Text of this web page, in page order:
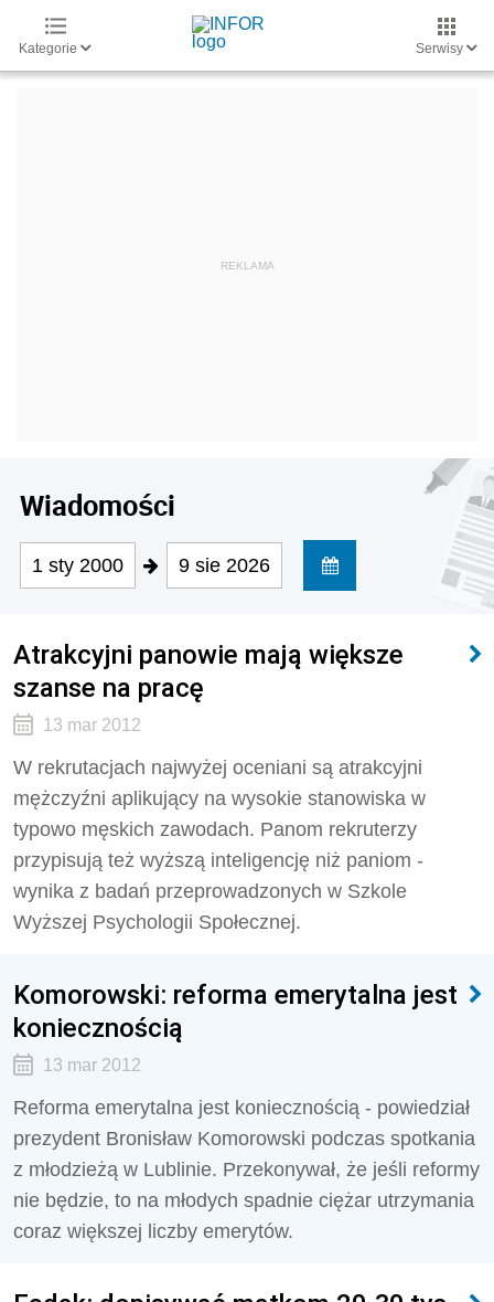
Kategorie Serwisy
Wiadomości
1 sty 2000 9 sie 2026
Atrakcyjni panowie mają większe
szanse na pracę
13 mar 2012
W rekrutacjach najwyżej oceniani są atrakcyjni
mężczyźni aplikujący na wysokie stanowiska w
typowo męskich zawodach. Panom rekruterzy
przypisują też wyższą inteligencję niż paniom -
wynika z badań przeprowadzonych w Szkole
Wyższej Psychologii Społecznej.
Komorowski: reforma emerytalna jest
koniecznością
13 mar 2012
Reforma emerytalna jest koniecznością - powiedział
prezydent Bronisław Komorowski podczas spotkania
z młodzieżą w Lublinie. Przekonywał, że jeśli reformy
nie będzie, to na młodych spadnie ciężar utrzymania
coraz większej liczby emerytów.